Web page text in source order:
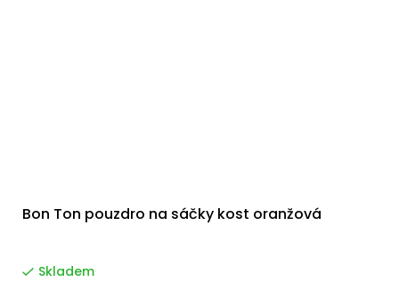
Bon Ton pouzdro na sáčky kost oranžová
Skladem